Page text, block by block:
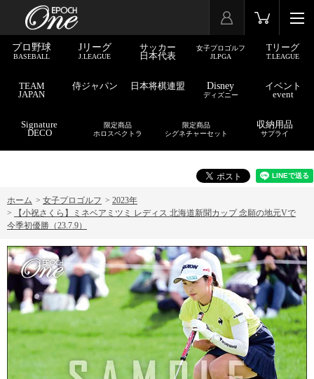
プロ野球
BASEBALL
Jリーグ
J.LEAGUE
サッカー
日本代表
女子プロゴルフ
JLPGA
Tリーグ
T.LEAGUE
TEAM
JAPAN
侍ジャパン 日本将棋連盟 Disney
ディズニー
イベント
event
Signature
DECO
限定商品
ホロスペクトラ
限定商品
シグネチャーセット
収納用品
サプライ
ホーム > 女子プロゴルフ > 2023年
>
【小祝さくら】ミネベアミツミ レディス 北海道新聞カップ 念願の地元Vで
今季初優勝（23.7.9）